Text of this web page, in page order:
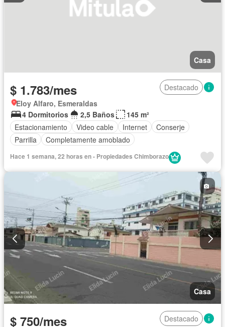
Casa
$ 1.783/mes
Destacado
Eloy Alfaro, Esmeraldas
4 Dormitorios
2,5 Baños
145 m²
Estacionamiento
Video cable Internet
Conserje
Parrilla
Completamente amoblado
Hace 1 semana, 22 horas en - Propiedades Chimborazo
Casa
$ 750/mes
Destacado